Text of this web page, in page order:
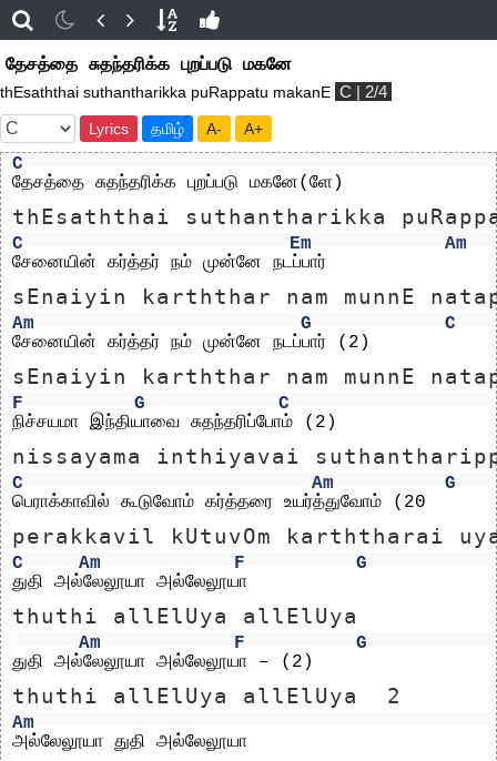
தேசத்தை சுதந்தரிக்க புறப்படு மகனே
thEsaththai suthantharikka puRappatu makanE C | 2/4
Lyrics தமிழ் A- A+
C
தேசத்தை சுதந்தரிக்க புறப்படு மகனே(ளே)
thEsaththai suthantharikka
C Em
Am
சேனையின் கர்த்தர் நம் முன்னே நடப்பார்
sEnaiyin karththar nam munnE
Am G
C
சேனையின் கர்த்தர் நம் முன்னே நடப்பார் (2)
sEnaiyin karththar nam munnE
F G
C
நிச்சயமா இந்தியாவை சுதந்தரிப்போம் (2)
nissayama inthiyavai
C Am
G
பெராக்காவில் கூடுவோம் கர்த்தரை உயர்த்துவோம் (20
perakkavil kUtuvOm karththarai
C Am F
G
துதி அல்லேலூயா அல்லேலூயா
thuthi allElUya allElUya
Am F
G
துதி அல்லேலூயா அல்லேலூயா – (2)
thuthi allElUya allElUya  2
Am
அல்லேலூயா துதி அல்லேலூயா